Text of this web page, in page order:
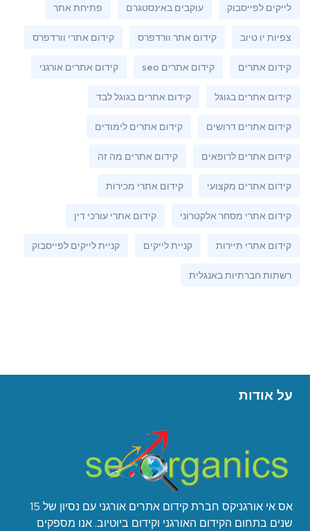
לייקים לפייסבוק עוקבים באינסטגרם פתיחת אתר
צפיות יו טיוב קידום אתר וורדפרס קידום אתרי וורדפרס
קידום אתרים קידום אתרים seo קידום אתרים אורגני
קידום אתרים בגוגל קידום אתרים בגוגל לבד
קידום אתרים דרושים קידום אתרים לימודים
קידום אתרים לרופאים קידום אתרים מה זה
קידום אתרים מקצועי קידום אתרי מכירות
קידום אתרי מסחר אלקטרוני קידום אתרי עורכי דין
קידום אתרי תיירות קניית לייקים קניית לייקים לפייסבוק
רשתות חברתיות באנגלית
על אודות
אס אי אורגניקס חברת קידום אתרים אורגני עם נסיון של 15
שנים בתחום הקידום האורגני וקידום ביוטיוב. אנו מספקים